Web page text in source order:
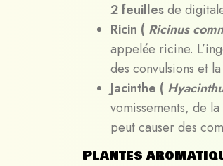
2 feuillesde
Ricin ( Ricinus
appelée ricine.
des convulsions et
Jacinthe (
vomissements, de
peut causer des
Plantes